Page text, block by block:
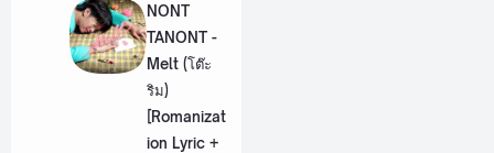
NONT
TANONT -
Melt (โต๊ะ
ริม)
[Romanizat
ion Lyric +